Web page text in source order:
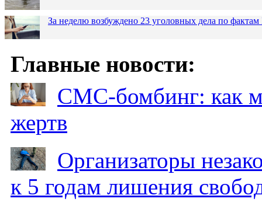
За неделю возбуждено 23 уголовных дела по
Главные новости:
СМС-бомбинг: как
жертв
Организаторы
к 5 годам лишения